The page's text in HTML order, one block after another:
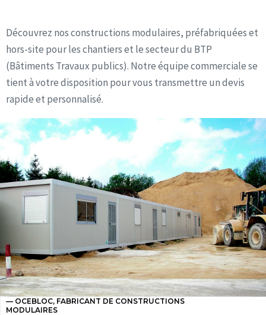
Découvrez nos constructions modulaires, préfabriquées et
hors-site pour les chantiers et le secteur du BTP
(Bâtiments Travaux publics). Notre équipe commerciale se
tient à votre disposition pour vous transmettre un devis
rapide et personnalisé.
— OCEBLOC, FABRICANT DE CONSTRUCTIONS
MODULAIRES